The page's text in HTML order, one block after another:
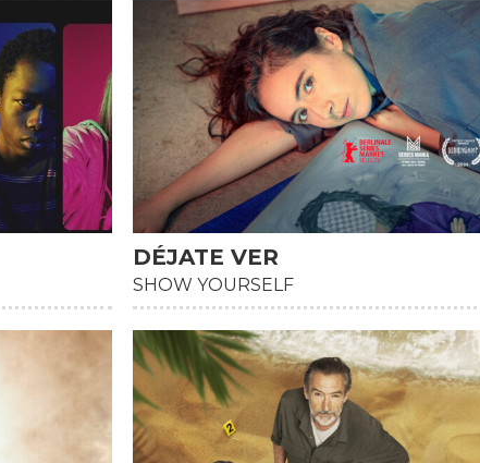
HD
DÉJATE VER
SHOW YOURSELF